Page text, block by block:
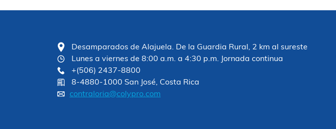
Desamparados de Alajuela. De la Guardia Rural, 2 km al sureste
Lunes a viernes de 8:00 a.m. a 4:30 p.m. Jornada continua
+(506) 2437-8800
8-4880-1000 San José, Costa Rica
contraloria@colypro.com